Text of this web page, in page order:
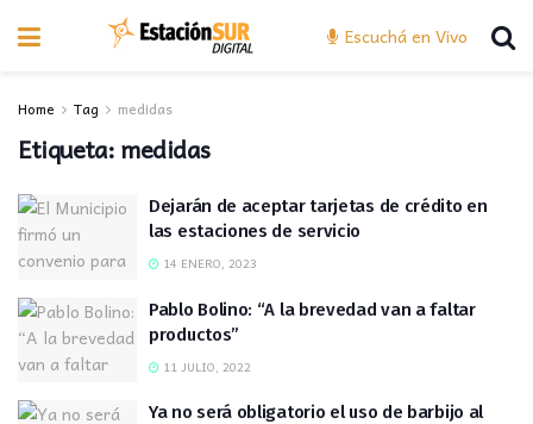
Escuchá en Vivo
Home Tag medidas
Etiqueta:medidas
Dejarán de aceptar tarjetas de crédito en
las estaciones de servicio
14 ENERO, 2023
Pablo Bolino: “A la brevedad van a faltar
productos”
11 JULIO, 2022
Ya no será obligatorio el uso de barbijo al